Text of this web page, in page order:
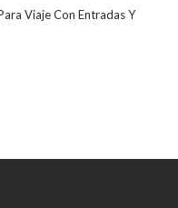
Viaje Con Entradas Y